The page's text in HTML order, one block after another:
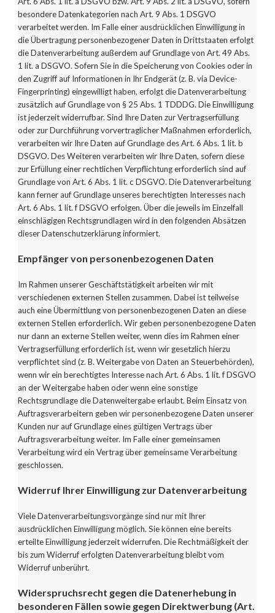
besondere Datenkategorien nach Art. 9 Abs. 1 DSGVO
verarbeitet werden. Im Falle einer ausdrücklichen Einwilligung in
die Übertragung personenbezogener Daten in Drittstaaten erfolgt
die Datenverarbeitung außerdem auf Grundlage von Art. 49 Abs.
1 lit. a DSGVO. Sofern Sie in die Speicherung von Cookies oder in
den Zugriff auf Informationen in Ihr Endgerät (z. B. via Device-
Fingerprinting) eingewilligt haben, erfolgt die Datenverarbeitung
zusätzlich auf Grundlage von § 25 Abs. 1 TDDDG. Die Einwilligung
ist jederzeit widerrufbar. Sind Ihre Daten zur Vertragserfüllung
oder zur Durchführung vorvertraglicher Maßnahmen erforderlich,
verarbeiten wir Ihre Daten auf Grundlage des Art. 6 Abs. 1 lit. b
DSGVO. Des Weiteren verarbeiten wir Ihre Daten, sofern diese
zur Erfüllung einer rechtlichen Verpflichtung erforderlich sind auf
Grundlage von Art. 6 Abs. 1 lit. c DSGVO. Die Datenverarbeitung
kann ferner auf Grundlage unseres berechtigten Interesses nach
Art. 6 Abs. 1 lit. f DSGVO erfolgen. Über die jeweils im Einzelfall
einschlägigen Rechtsgrundlagen wird in den folgenden Absätzen
dieser Datenschutzerklärung informiert.
Empfänger von personenbezogenen Daten
Im Rahmen unserer Geschäftstätigkeit arbeiten wir mit
verschiedenen externen Stellen zusammen. Dabei ist teilweise
auch eine Übermittlung von personenbezogenen Daten an diese
externen Stellen erforderlich. Wir geben personenbezogene Daten
nur dann an externe Stellen weiter, wenn dies im Rahmen einer
Vertragserfüllung erforderlich ist, wenn wir gesetzlich hierzu
verpflichtet sind (z. B. Weitergabe von Daten an Steuerbehörden),
wenn wir ein berechtigtes Interesse nach Art. 6 Abs. 1 lit. f DSGVO
an der Weitergabe haben oder wenn eine sonstige
Rechtsgrundlage die Datenweitergabe erlaubt. Beim Einsatz von
Auftragsverarbeitern geben wir personenbezogene Daten unserer
Kunden nur auf Grundlage eines gültigenVertrags über
Auftragsverarbeitung weiter. Im Falle einer gemeinsamen
Verarbeitung wird ein Vertrag über gemeinsame Verarbeitung
geschlossen.
Widerruf Ihrer Einwilligung zur Datenverarbeitung
Viele Datenverarbeitungsvorgänge sind nur mit Ihrer
ausdrücklichen Einwilligung möglich. Sie können eine bereits
erteilte Einwilligung jederzeit widerrufen. Die Rechtmäßigkeit der
bis zum Widerruf erfolgten Datenverarbeitung bleibt vom
Widerruf unberührt.
Widerspruchsrecht gegen die Datenerhebung in
besonderen Fällen sowie gegen Direktwerbung (Art.